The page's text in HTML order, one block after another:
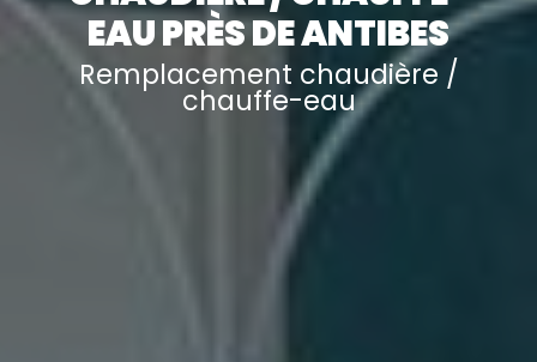
EAU PRÈS DE ANTIBES
Remplacement chaudière /
chauffe-eau